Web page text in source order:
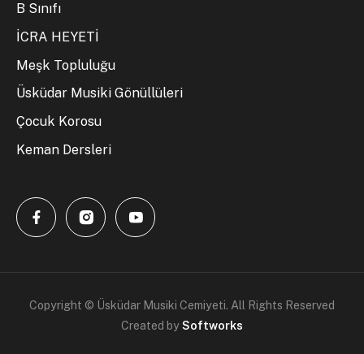
B Sınıfı
İCRA HEYETİ
Meşk Topluluğu
Üsküdar Musiki Gönüllüleri
Çocuk Korosu
Keman Dersleri
Copyright © Üsküdar Musiki Cemiyeti. All Rights Reserved
Created bySoftworks